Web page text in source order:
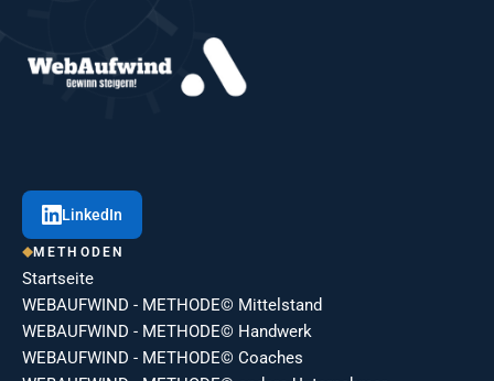
LinkedIn
METHODEN
Startseite
WEBAUFWIND - METHODE© Mittelstand
WEBAUFWIND - METHODE© Handwerk
WEBAUFWIND - METHODE© Coaches